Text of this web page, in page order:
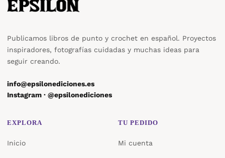
Publicamos libros de punto y crochet en español. Proyectos
inspiradores, fotografías cuidadas y muchas ideas para
seguir creando.
info@epsilonediciones.es
Instagram · @epsilonediciones
EXPLORA
Inicio
TU PEDIDO
Mi cuenta